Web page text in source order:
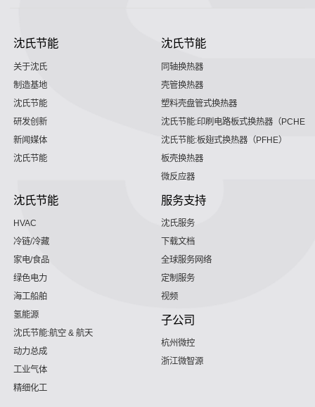
沈氏节能
关于沈氏
制造基地
沈氏节能
研发创新
新闻媒体
沈氏节能
沈氏节能
同轴换热器
壳管换热器
塑料壳盘管式换热器
沈氏节能:印刷电路板式换热器（PCHE）
沈氏节能:板翅式换热器（PFHE）
板壳换热器
微反应器
沈氏节能
HVAC
冷链/冷藏
家电/食品
绿色电力
海工船舶
氢能源
沈氏节能:航空 & 航天
动力总成
工业气体
精细化工
服务支持
沈氏服务
下载文档
全球服务网络
定制服务
视频
子公司
杭州微控
浙江微智源